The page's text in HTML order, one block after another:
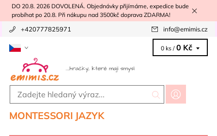
DO 20.8. 2026 DOVOLENÁ. Objednávky přijímáme, expedice bude
probíhat po 20.8. Při nákupu nad 3500kč doprava ZDARMA!
+420777825971 info@emimis.cz
0 ks / 0 Kč
MONTESSORI JAZYK